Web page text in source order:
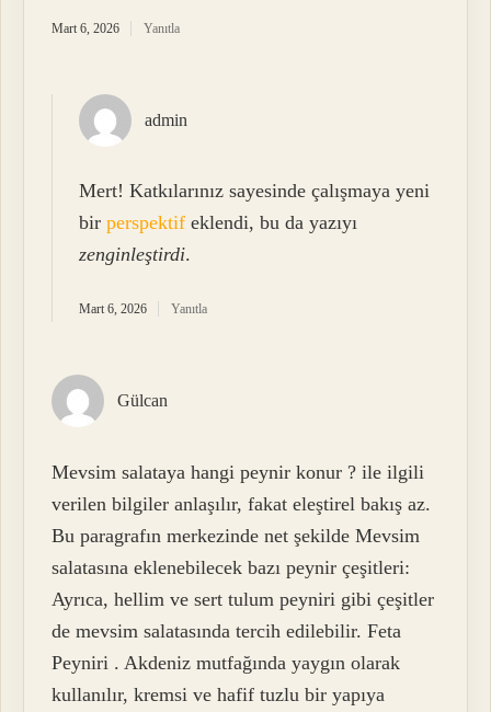
Mart 6, 2026 Yanıtla
admin
Mert! Katkılarınız sayesinde çalışmaya yeni
birperspektif eklendi, bu da yazıyı
zenginleştirdi.
Mart 6, 2026 Yanıtla
Gülcan
Mevsim salataya hangi peynir konur ? ile ilgili
verilen bilgiler anlaşılır, fakat eleştirel bakış az.
Bu paragrafın merkezinde net şekilde Mevsim
salatasına eklenebilecek bazı peynir çeşitleri:
Ayrıca, hellim ve sert tulum peyniri gibi çeşitler
de mevsim salatasında tercih edilebilir. Feta
Peyniri . Akdeniz mutfağında yaygın olarak
kullanılır, kremsi ve hafif tuzlu bir yapıya